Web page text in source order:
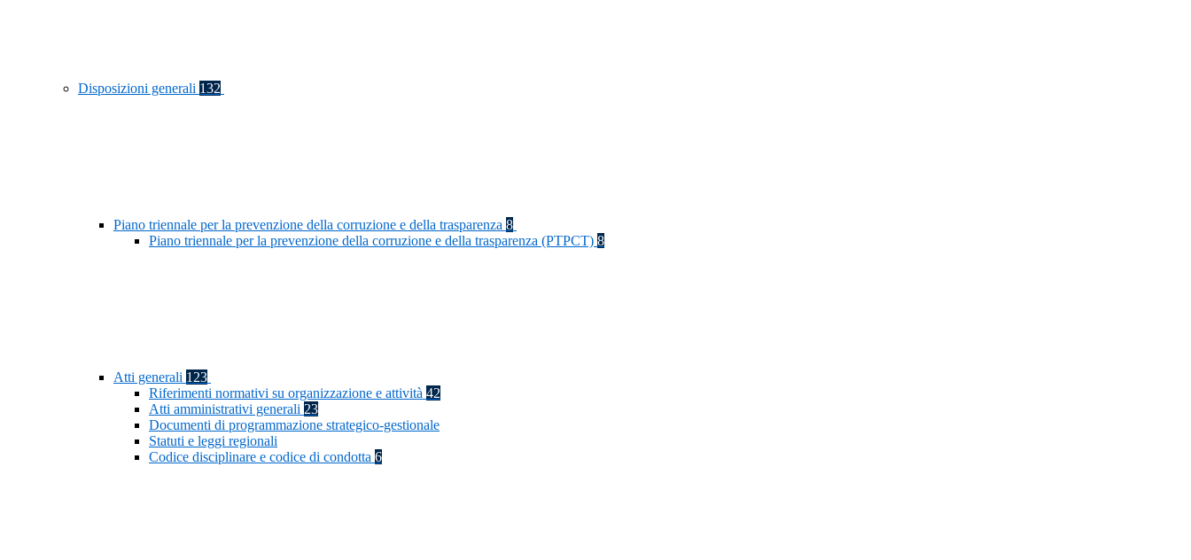
Disposizioni generali 132
Piano triennale per la prevenzione della corruzione e della trasparenza 8
Piano triennale per la prevenzione della corruzione e della trasparenza (PTPCT) 8
Atti generali 123
Riferimenti normativi su organizzazione e attività 42
Atti amministrativi generali 23
Documenti di programmazione strategico-gestionale
Statuti e leggi regionali
Codice disciplinare e codice di condotta 6